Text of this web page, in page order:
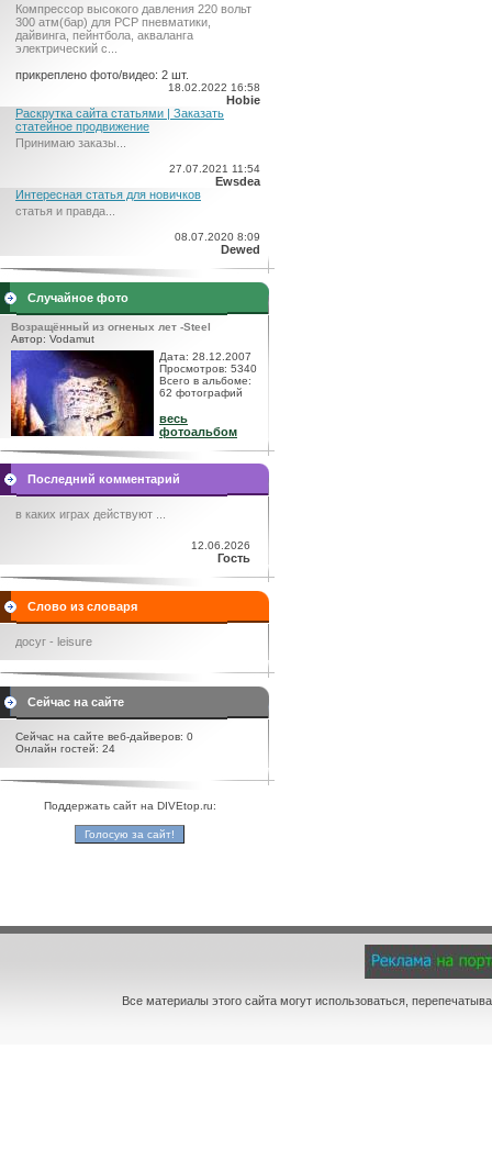
Компрессор высокого давления 220 вольт
300 атм(бар) для PCP пневматики,
дайвинга, пейнтбола, акваланга
электрический c...
прикреплено фото/видео: 2 шт.
18.02.2022 16:58
Hobie
Раскрутка сайта статьями | Заказать
статейное продвижение
Принимаю заказы...
27.07.2021 11:54
Ewsdea
Интересная статья для новичков
статья и правда...
08.07.2020 8:09
Dewed
Случайное фото
Возращённый из огненых лет -Steel
Автор: Vodamut
Дата: 28.12.2007
Просмотров: 5340
Всего в альбоме:
62 фотографий
весь
фотоальбом
Последний комментарий
в каких играх действуют ...
12.06.2026
Гость
Слово из словаря
досуг - leisure
Сейчас на сайте
Сейчас на сайте веб-дайверов: 0
Онлайн гостей: 24
Поддержать сайт на DIVEtop.ru:
Все материалы этого сайта могут использоваться,